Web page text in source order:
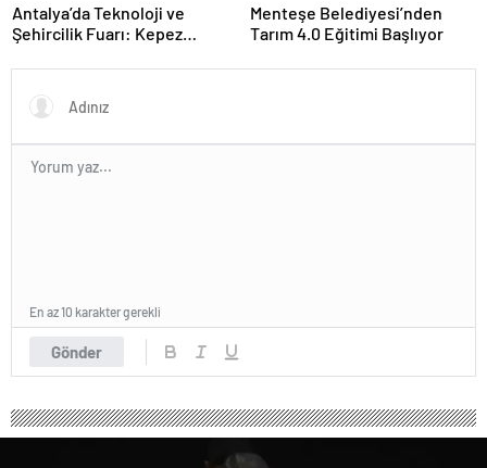
Antalya’da Teknoloji ve
Şehircilik Fuarı: Kepez
Menteşe Belediyesi’nden
Tarım 4.0 Eğitimi Başlıyor
Gönder
En az 10 karakter gerekli